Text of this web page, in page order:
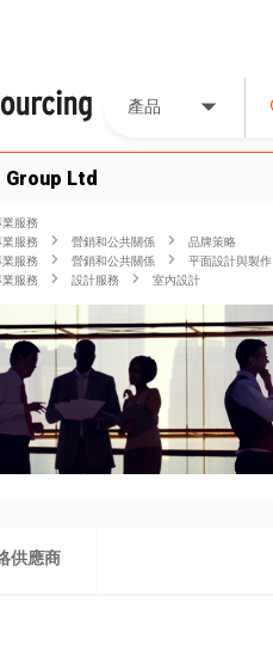
產品
Ltd
業服務
業服務 營銷和公共關係
品牌策略
業服務 營銷和公共關係
平面設計與製作
業服務 設計服務 室內設計
供應商